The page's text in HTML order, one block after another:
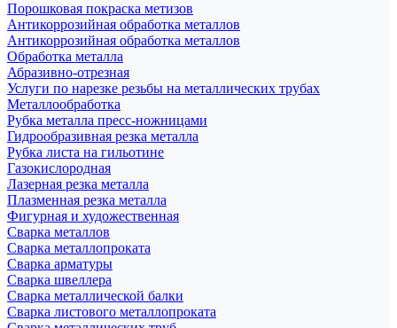
Порошковая покраска метизов
Антикоррозийная обработка металлов
Антикоррозийная обработка металлов
Обработка металла
Абразивно-отрезная
Услуги по нарезке резьбы на металлических трубах
Металлообработка
Рубка металла пресс-ножницами
Гидрообразивная резка металла
Рубка листа на гильотине
Газокислородная
Лазерная резка металла
Плазменная резка металла
Фигурная и художественная
Сварка металлов
Сварка металлопроката
Сварка арматуры
Сварка швеллера
Сварка металлической балки
Сварка листового металлопроката